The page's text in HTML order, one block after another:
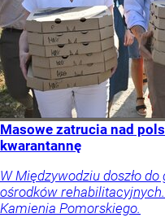
Masowe zatrucia nad
kwarantannę
W Międzywodziu doszło
ośrodków
Kamienia Pomorskiego.